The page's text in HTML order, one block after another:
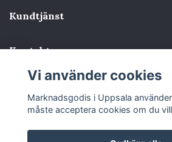
Kundtjänst
Kontakta oss
Sociala medier
Vi använder cookies
Marknadsgodis i Uppsala
måste acceptera cookies om du